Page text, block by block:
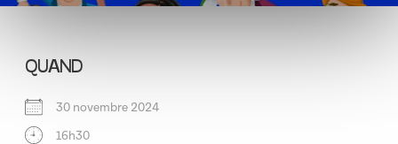
QUAND
30 novembre 2024
16h30